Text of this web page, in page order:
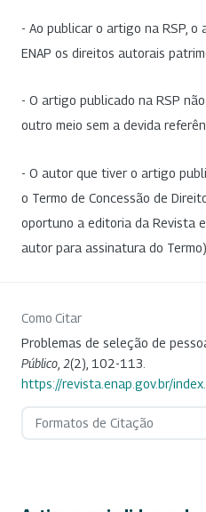
- Ao publicar o artigo na RSP,
ENAP os direitos autorais
- O artigo publicado na RSP
outro meio sem a devida
- O autor que tiver o artigo
o Termo de Concessão de
oportuno a editoria da Revista
autor para assinatura do Termo).
Como Citar
Problemas de seleção de
Público 2(2), 102-113.
https://revista.enap.gov.br/
Formatos de Citação